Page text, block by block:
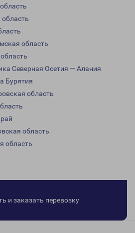
область
Северная Осетия — Алания
Бурятия
область
область
область
и заказать перевозку